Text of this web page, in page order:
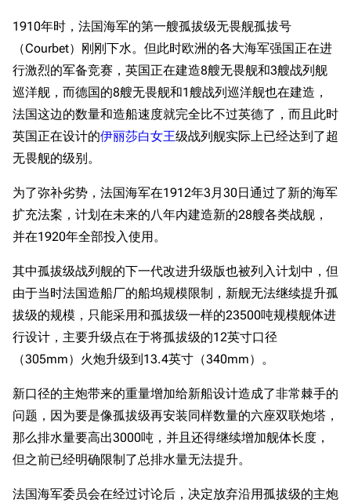
1910年时，法国海军的第一艘孤拔级无畏舰孤拔号
（Courbet）刚刚下水。但此时欧洲的各大海军强国正在进
行激烈的军备竞赛，英国正在建造8艘无畏舰和3艘战列舰
巡洋舰，而德国的8艘无畏舰和1艘战列巡洋舰也在建造，
法国这边的数量和造船速度就完全比不过英德了，而且此时
英国正在设计的伊丽莎白女王级战列舰实际上已经达到了超
无畏舰的级别。
为了弥补劣势，法国海军在1912年3月30日通过了新的海军
扩充法案，计划在未来的八年内建造新的28艘各类战舰，
并在1920年全部投入使用。
其中孤拔级战列舰的下一代改进升级版也被列入计划中，但
由于当时法国造船厂的船坞规模限制，新舰无法继续提升孤
拔级的规模，只能采用和孤拔级一样的23500吨规模舰体进
行设计，主要升级点在于将孤拔级的12英寸口径
（305mm）火炮升级到13.4英寸（340mm）。
新口径的主炮带来的重量增加给新船设计造成了非常棘手的
问题，因为要是像孤拔级再安装同样数量的六座双联炮塔，
那么排水量要高出3000吨，并且还得继续增加舰体长度，
但之前已经明确限制了总排水量无法提升。
法国海军委员会在经过讨论后，决定放弃沿用孤拔级的主炮